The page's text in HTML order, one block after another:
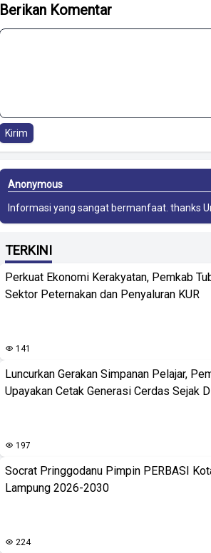
Berikan Komentar
Kirim
Anonymous
Informasi yang sangat bermanfaat. thanks
TERKINI
Perkuat Ekonomi Kerakyatan, Pemkab
Sektor Peternakan dan Penyaluran KUR
141
Luncurkan Gerakan Simpanan Pelajar,
Upayakan Cetak Generasi Cerdas Sejak
197
Socrat Pringgodanu Pimpin PERBASI
Lampung 2026-2030
224